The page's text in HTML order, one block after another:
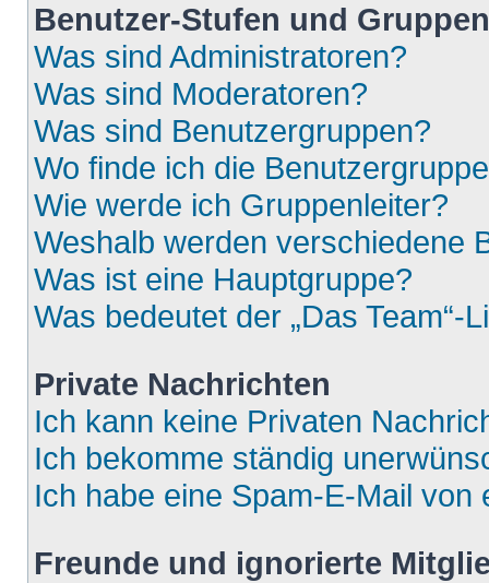
Benutzer-Stufen und Gruppen
Was sind Administratoren?
Was sind Moderatoren?
Was sind Benutzergruppen?
Wo finde ich die
Wie werde ich Gruppenleiter?
Weshalb werden verschiedene
Was ist eine Hauptgruppe?
Was bedeutet der „Das Team“-
Private Nachrichten
Ich kann keine Privaten
Ich bekomme ständig
Ich habe eine Spam-E-Mail
Freunde und ignorierte